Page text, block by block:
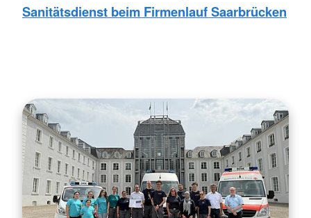
Sanitätsdienst beim Firmenlauf Saarbrücken